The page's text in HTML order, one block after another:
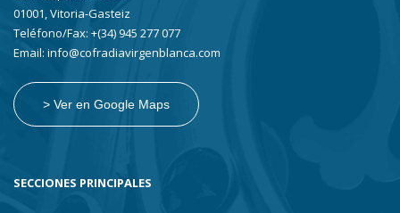
01001, Vitoria-Gasteiz
Teléfono/Fax: +(34) 945 277 077
Email: info@cofradiavirgenblanca.com
> Ver en Google Maps
SECCIONES PRINCIPALES